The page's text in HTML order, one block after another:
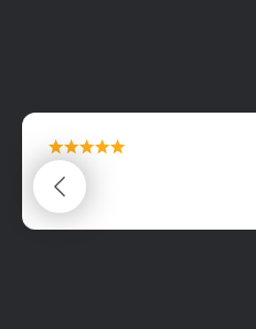
maximální spokojenost
22.06.2025